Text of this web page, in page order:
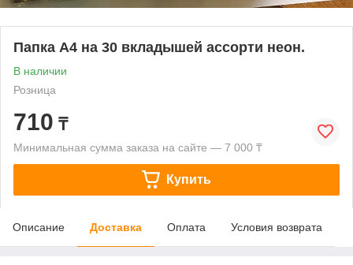
Папка А4 на 30 вкладышей ассорти неон.
В наличии
Розница
710 ₸
Минимальная сумма заказа на сайте — 7 000 ₸
Купить
Описание Доставка Оплата Условия возврата